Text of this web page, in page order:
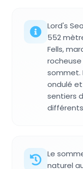
Lord's
552
Fells,
sommet.
ondulé
sentiers
Le
naturel